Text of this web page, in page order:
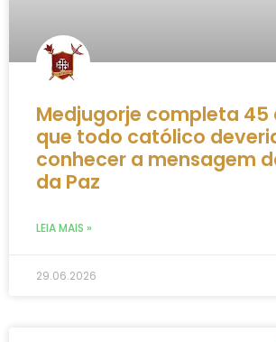
Medjugorje completa 45
que todo católico
conhecer a mensagem
da Paz
LEIA MAIS »
29.06.2026